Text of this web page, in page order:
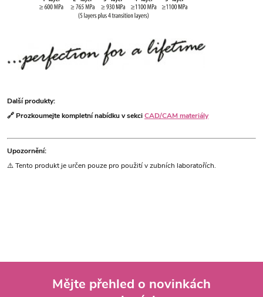
Další produkty:
🔗 Prozkoumejte kompletní nabídku v sekciCAD/CAM materiály
Upozornění:
⚠️ Tento produkt je určen pouze pro použití v zubních laboratořích.
Mějte přehled o novinkách